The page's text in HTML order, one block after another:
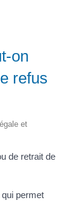
on
refus
et
de retrait de
permet